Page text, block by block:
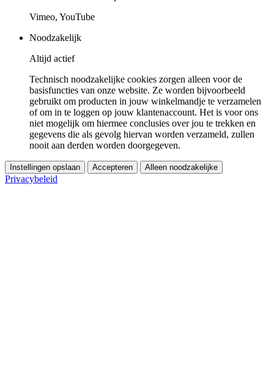
Vimeo, YouTube
Noodzakelijk
Altijd actief
Technisch noodzakelijke cookies zorgen alleen voor de
basisfuncties van onze website. Ze worden bijvoorbeeld
gebruikt om producten in jouw winkelmandje te verzamelen
of om in te loggen op jouw klantenaccount. Het is voor ons
niet mogelijk om hiermee conclusies over jou te trekken en
gegevens die als gevolg hiervan worden verzameld, zullen
nooit aan derden worden doorgegeven.
Instellingen opslaan Accepteren Alleen noodzakelijke
Privacybeleid